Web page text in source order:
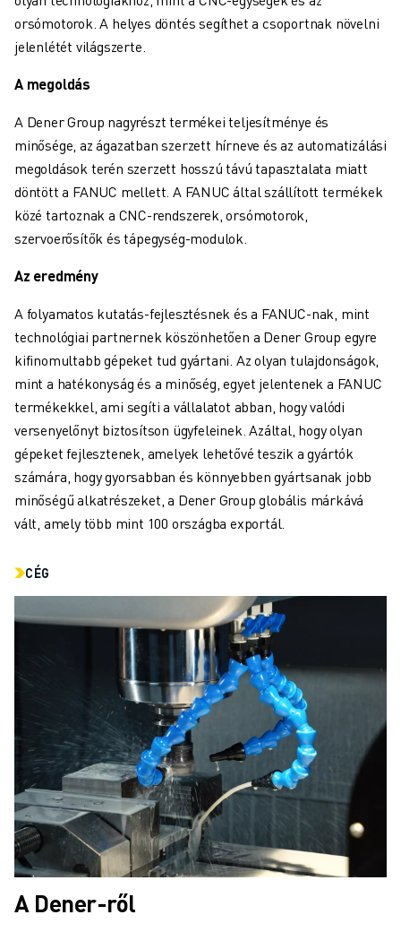
ANYAGMOZGATÁS
PALETTÁZÁS
PONTHEGESZTÉS
HUZALOS EDM VÁGÁS
ESETTANULMÁNYOK
ÜGYFÉLSZOLGÁLAT
ÜGYFÉLSZOLGÁLAT
FANUC PLAN SZERVIZCSOMAGOK
KARBANTARTÁSI SZOLGÁTATÁSOK
TÁVOLI MŰSZAKI TÁMOGATÁS
FELÚJÍTÁS
DIGITÁLIS SZOLGÁLTATÁSI ESZKÖZÖK
E-STORE
LETÖLTÉSI KÖZPONT " MYFANUC
KÉPZÉS ÉS OKTATÁS
FANUC AKADÉMIA
MEGOLDÁSOK AZ IPAR SZÁMÁRA
MEGOLDÁSOK AZ OKTATÁS SZÁMÁRA
WORLDSKILLS & FIATAL TEHETSÉGEK
OKTATÁSI RENDEZVÉNYEK
HÍREK ÉS MÉDIA
ESEMÉNYEK
OKTATÁSI RENDEZVÉNYEK
A FANUC EURÓPÁBAN
FENNTARTHATÓSÁG
KARRIER
ALAKÍTSA JÖVŐJÉT A FANUC-KAL
CSATLAKOZZON HOZZÁNK " KARRIER PORTÁL
KAPCSOLAT
KAPCSOLAT
TELEPHELYEK
IMPRESSZUM
orsómotorok. A helyes döntés segíthet a csoportnak növelni
jelenlétét világszerte.
A megoldás
A Dener Group nagyrészt termékei teljesítménye és
minősége, az ágazatban szerzett hírneve és az automatizálási
megoldások terén szerzett hosszú távú tapasztalata miatt
döntött a FANUC mellett. A FANUC által szállított termékek
közé tartoznak a CNC-rendszerek, orsómotorok,
szervoerősítők és tápegység-modulok.
Az eredmény
A folyamatos kutatás-fejlesztésnek és a FANUC-nak, mint
technológiai partnernek köszönhetően a Dener Group egyre
kifinomultabb gépeket tud gyártani. Az olyan tulajdonságok,
mint a hatékonyság és a minőség, egyet jelentenek a FANUC
termékekkel, ami segíti a vállalatot abban, hogy valódi
versenyelőnyt biztosítson ügyfeleinek. Azáltal, hogy olyan
gépeket fejlesztenek, amelyek lehetővé teszik a gyártók
számára, hogy gyorsabban és könnyebben gyártsanak jobb
minőségű alkatrészeket, a Dener Group globális márkává
vált, amely több mint 100 országba exportál.
CÉG
A Dener-ről